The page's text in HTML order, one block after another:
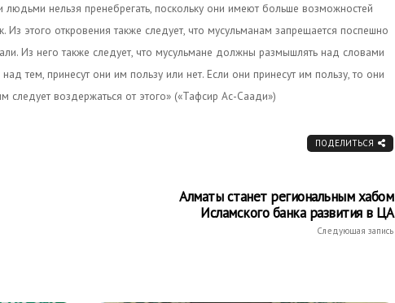
людьми нельзя пренебрегать, поскольку они имеют больше возможностей
этого откровения также следует, что мусульманам запрещается поспешно
Из него также следует, что мусульмане должны размышлять над словами
тем, принесут они им пользу или нет. Если они принесут им пользу, то они
следует воздержаться от этого» («Тафсир Ас-Саади»)
ПОДЕЛИТЬСЯ
Алматы станет региональным хабом
Исламского банка развития в ЦА
Следующая запись